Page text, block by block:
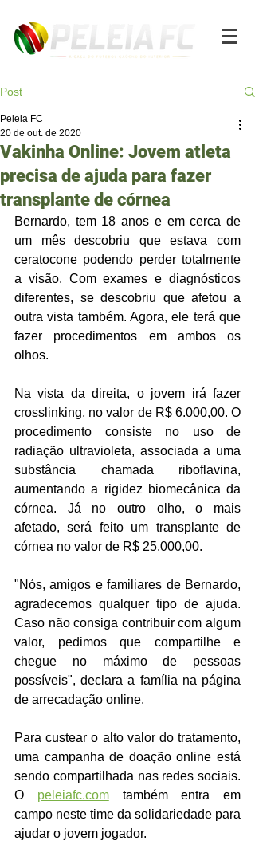
Post
Vakinha Online: Jovem atleta
precisa de ajuda para fazer
transplante de córnea
Peleia FC
20 de out. de 2020
Bernardo, tem 18 anos e em cerca de
um mês descobriu que estava com
ceratocone podendo perder totalmente
a visão. Com exames e diagnósticos
diferentes, se descobriu que afetou a
outra vista também. Agora, ele terá que
fazer procedimentos em ambos os
olhos.
Na vista da direita, o jovem irá fazer
crosslinking, no valor de R$ 6.000,00. O
procedimento consiste no uso de
radiação ultravioleta, associada a uma
substância chamada riboflavina,
aumentando a rigidez biomecânica da
córnea. Já no outro olho, o mais
afetado, será feito um transplante de
córnea no valor de R$ 25.000,00.
"Nós, amigos e familiares de Bernardo,
agradecemos qualquer tipo de ajuda.
Caso não consiga contribuir com algum
valor, pedimos que compartilhe e
chegue no máximo de pessoas
possíveis", declara a família na página
de arrecadação online.
Para custear o alto valor do tratamento,
uma campanha de doação online está
sendo compartilhada nas redes sociais.
O peleiafc.com também entra em
campo neste time da solidariedade para
ajudar o jovem jogador.